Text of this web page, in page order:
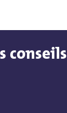
conseils